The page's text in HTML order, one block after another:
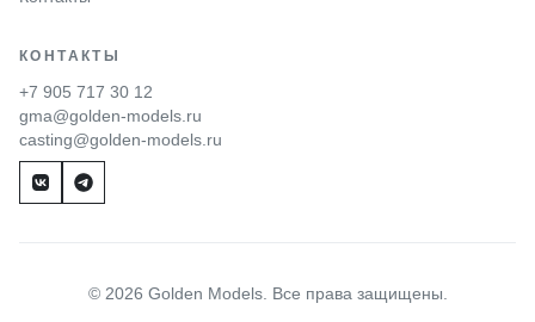
КОНТАКТЫ
+7 905 717 30 12
gma@golden-models.ru
casting@golden-models.ru
© 2026 Golden Models. Все права защищены.